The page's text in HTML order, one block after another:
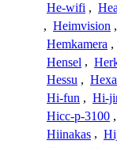
He-wifi ,
, Heimvision ,
Hemkamera ,
Hensel ,
Hessu , Hexa
Hi-fun , Hi-
Hicc-p-3100 ,
Hiinakas ,